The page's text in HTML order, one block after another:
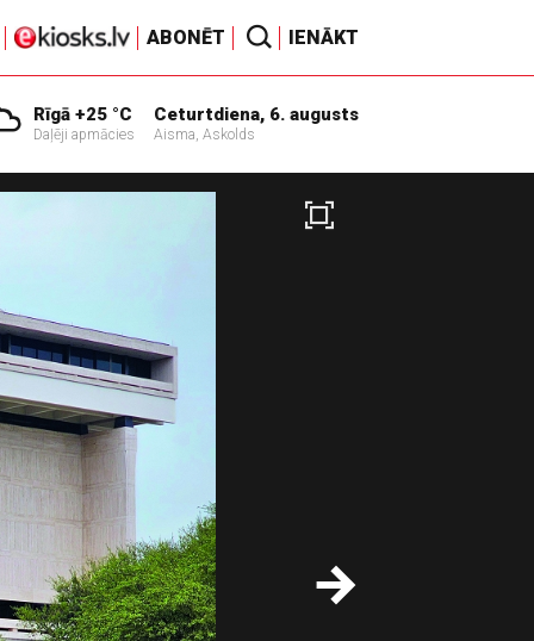
ABONĒT IENĀKT
Rīgā +25 °C
Daļēji apmācies
Ceturtdiena, 6. augusts
Aisma, Askolds